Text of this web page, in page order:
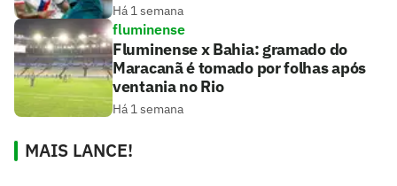
Há 1 semana
fluminense
Fluminense x Bahia: gramado do
Maracanã é tomado por folhas após
ventania no Rio
Há 1 semana
MAIS LANCE!